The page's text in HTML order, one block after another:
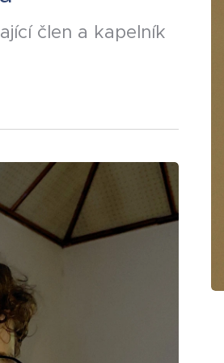
člen a kapelník